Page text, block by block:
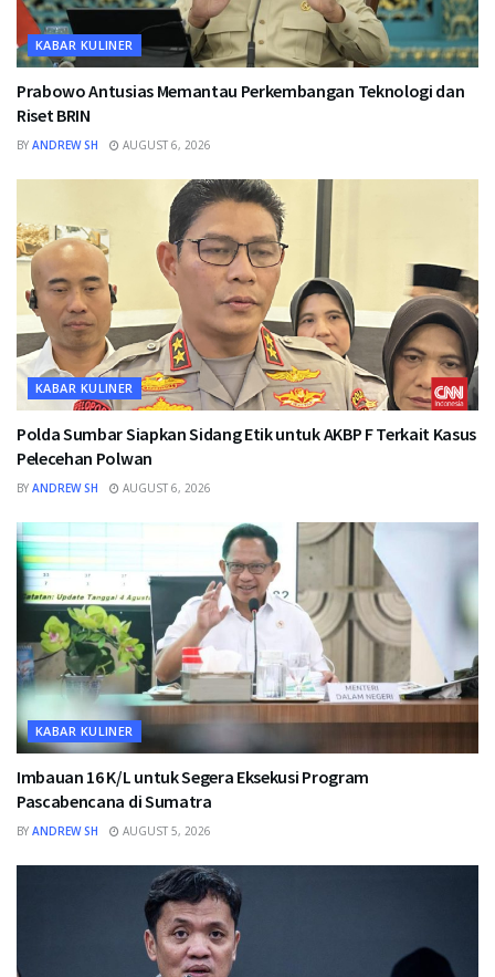
KABAR KULINER
Prabowo Antusias Memantau Perkembangan Teknologi dan
Riset BRIN
BY ANDREW SH AUGUST 6, 2026
KABAR KULINER
Polda Sumbar Siapkan Sidang Etik untuk AKBP F Terkait Kasus
Pelecehan Polwan
BY ANDREW SH AUGUST 6, 2026
KABAR KULINER
Imbauan 16 K/L untuk Segera Eksekusi Program
Pascabencana di Sumatra
BY ANDREW SH AUGUST 5, 2026